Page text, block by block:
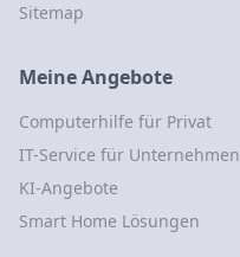
Sitemap
Meine Angebote
Computerhilfe für Privat
IT-Service für Unternehmen
KI-Angebote
Smart Home Lösungen